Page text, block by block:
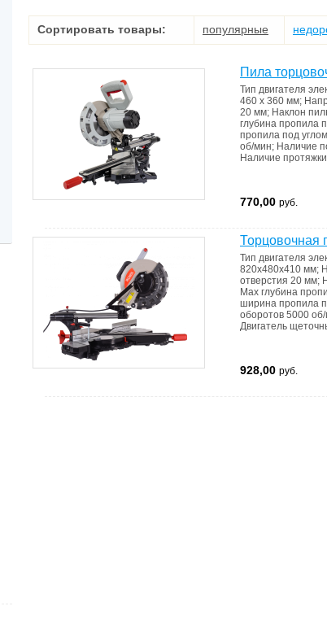
Сортировать товары: популярные
Пила
Тип двигателя
460 x 360 мм;
20 мм; Наклон
глубина пропила
пропила под
об/мин; Наличие
Наличие протяжки
770,00 руб.
Торцовочная
Тип двигателя
820х480х410 мм;
отверстия 20 мм;
Max глубина
ширина пропила
оборотов 5000
Двигатель
928,00 руб.